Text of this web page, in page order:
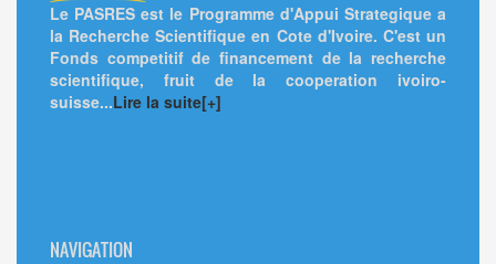
Le PASRES est le Programme d'Appui Strategique a
la Recherche Scientifique en Cote d'Ivoire. C'est un
Fonds competitif de financement de la recherche
scientifique, fruit de la cooperation ivoiro-
suisse...Lire la suite[+]
NAVIGATION